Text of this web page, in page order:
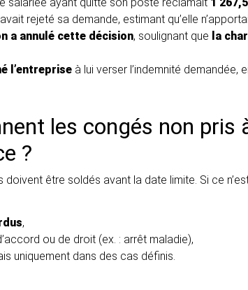
rejeté sa demande, estimant qu’elle
a annulé cette décision, soulignant que la
l’entreprise à lui verser l’indemnité demandée,
les congés non pris
?
doivent être soldés avant la date limite. Si ce
,
ou de droit (ex. : arrêt maladie),
uniquement dans des cas définis.